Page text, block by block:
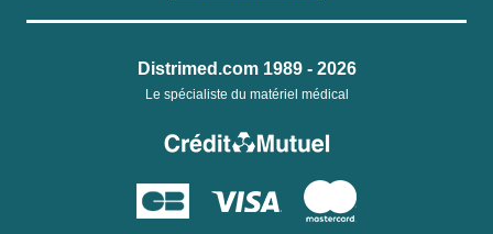
Distrimed.com 1989 - 2026
Le spécialiste du matériel médical